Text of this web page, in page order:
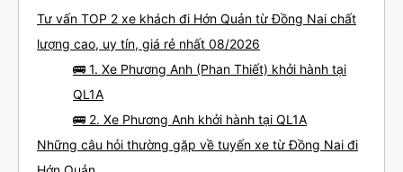
Tư vấn TOP 2 xe khách đi Hớn Quản từ Đồng Nai chất
lượng cao, uy tín, giá rẻ nhất 08/2026
🚌 1. Xe Phương Anh (Phan Thiết) khởi hành tại
QL1A
🚌 2. Xe Phương Anh khởi hành tại QL1A
Những câu hỏi thường gặp về tuyến xe từ Đồng Nai đi